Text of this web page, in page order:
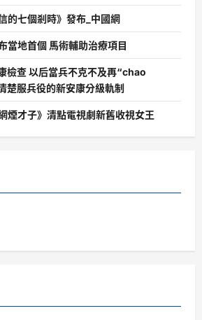
的七個剎時》發布_中國網
當地首個 馬術輔助治療項目
檢查 以后當兵不克不及再“chao
楚服兵役的新安康分級軌制
煙才子》清點電視劇新舊收視女王